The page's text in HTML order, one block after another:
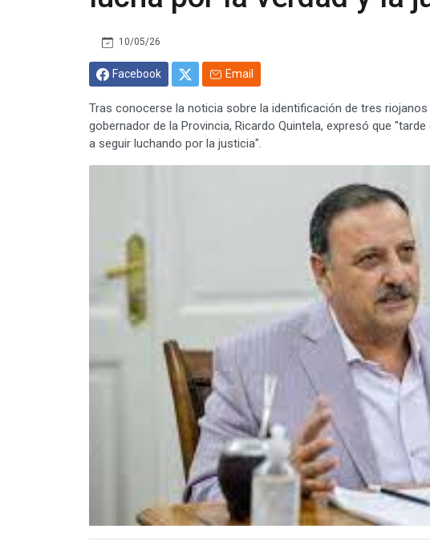
10/05/26
Facebook Email
Tras conocerse la noticia sobre la identificación de tres
gobernador de la Provincia, Ricardo Quintela, expresó que
a seguir luchando por la justicia".